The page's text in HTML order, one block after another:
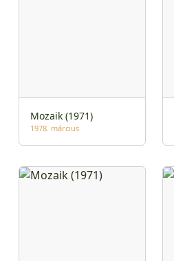
Mozaik (1971)
1978. március